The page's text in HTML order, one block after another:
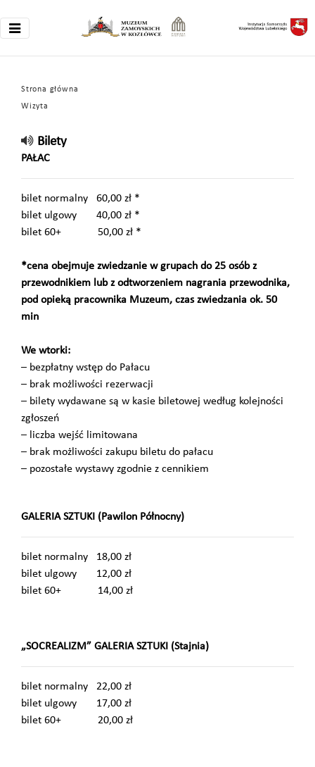
Strona główna
Wizyta
Bilety
PAŁAC
bilet normalny 60,00 zł *
bilet ulgowy 40,00 zł *
bilet 60+ 50,00 zł *
*cena obejmuje zwiedzanie w grupach do 25 osób z
przewodnikiem lub z odtworzeniem nagrania przewodnika,
pod opieką pracownika Muzeum, czas zwiedzania ok. 50
min
We wtorki:
– bezpłatny wstęp do Pałacu
– brak możliwości rezerwacji
– bilety wydawane są w kasie biletowej według kolejności
zgłoszeń
– liczba wejść limitowana
– brak możliwości zakupu biletu do pałacu
– pozostałe wystawy zgodnie z cennikiem
GALERIA SZTUKI (Pawilon Północny)
bilet normalny 18,00 zł
bilet ulgowy 12,00 zł
bilet 60+ 14,00 zł
„SOCREALIZM” GALERIA SZTUKI (Stajnia)
bilet normalny 22,00 zł
bilet ulgowy 17,00 zł
bilet 60+ 20,00 zł